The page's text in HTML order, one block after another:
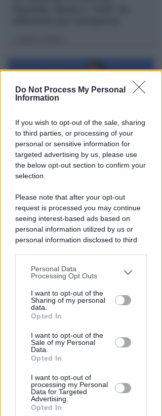
Do Not Process My Personal
Information
If you wish to opt-out of the sale, sharing
to third parties, or processing of your
personal or sensitive information for
targeted advertising by us, please use
the below opt-out section to confirm your
selection.
Please note that after your opt-out
request is processed you may continue
seeing interest-based ads based on
personal information utilized by us or
personal information disclosed to third
You may separately opt-out of the further
disclosure of your personal information
by third parties on the IAB’s list of
downstream participants.
by us to third parties on the IAB’s List of
Downstream Participants that may
further disclose it to other third parties.
Personal Data
Processing Opt Outs
I want to opt-out of the
Sharing of my personal
data.
Opted In
I want to opt-out of the
Sale of my Personal
Data.
Opted In
I want to opt-out of
processing my Personal
Data for Targeted
Advertising.
Opted In
"SCEMPIO INTOLLERABILE"
Piano Spiaggia. Spina (FdI):
cemento e spese in più per i
diRedazione
Colluttazione in albergo per
difendere la madre: figlio fa
arrestare il padre
Lamberto Abbati